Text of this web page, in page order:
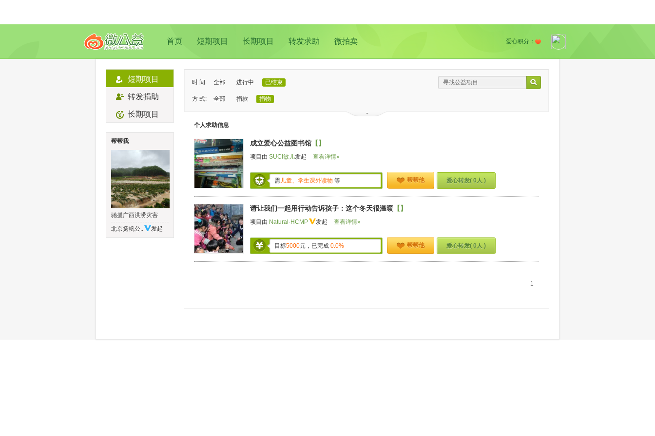
首页 短期项目 长期项目 转发求助 微拍卖 爱心积分：
短期项目
转发捐助
长期项目
帮帮我
驰援广西洪涝灾害
北京扬帆公..
发起
时 间: 全部 进行中 已结束
方 式: 全部 捐款 捐物
地 域: 全部 北京 上海 广州 成都 深圳
个人求助信息
成立爱心公益图书馆 【】
项目由 SUCI敏儿发起 查看详情»
需 儿童、学生课外读物 等 帮帮他 爱心转发( 0人 )
请让我们一起用行动告诉孩子：这个冬天很温暖 【】
项目由 Natural-HCMP 发起 查看详情»
目标5000元，已完成 0.0% 帮帮他 爱心转发( 0人 )
1